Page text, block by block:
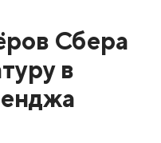
Сбера
в